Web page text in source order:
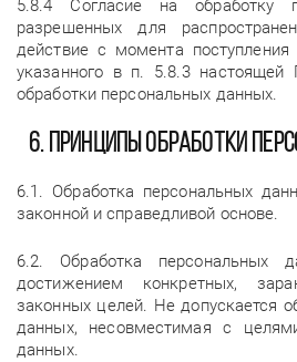
5.8.4 Согласие на обработку
разрешенных для
действие с момента поступления
указанного в п. 5.8.3 настоящей
обработки персональных данных.
6. Принципы обработки
6.1. Обработка персональных
законной и справедливой основе.
6.2. Обработка персональных
достижением конкретных,
законных целей. Не допускается
данных, несовместимая с
данных.